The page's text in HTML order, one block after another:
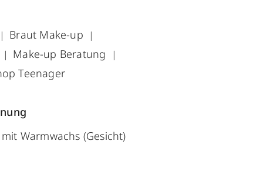
Braut Make-up
Make-up Beratung
Teenager
Warmwachs (Gesicht)